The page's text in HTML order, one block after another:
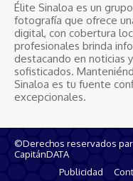
Élite Sinaloa es un
fotografía que ofrece
digital, con cobertura
profesionales brinda
destacando en noticias
sofisticados.
Sinaloa es tu fuente
excepcionales.
©Derechos reservados
CapitánDATA
Publicidad